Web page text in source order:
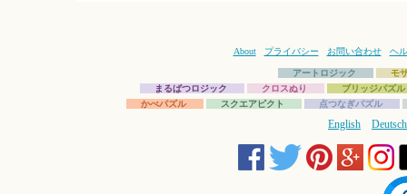
About プライバシー お問い合わせ ヘ
アートロジック
モ
まるばつロジック
クロスぬり
ブリッジパズル
かべパズル
スクエアピクト 点つなぎパズル
English Deutsch